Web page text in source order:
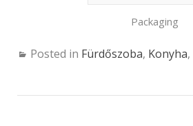
Packaging
Posted in Fürdőszoba, Konyha,